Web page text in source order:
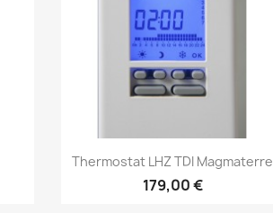
Aperçu rapide
Thermostat LHZ TDI Magmaterre
179,00 €